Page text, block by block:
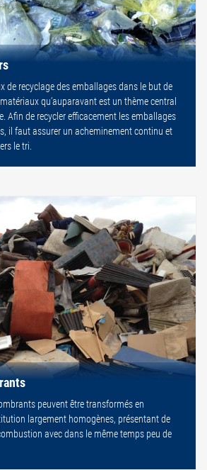
de recyclage des emballages dans le but de
qu’auparavant est un thème central
Afin de recycler efficacement les emballages
il faut assurer un acheminement continu et
le tri.
peuvent être transformés en
largement homogènes, présentant de
avec dans le même temps peu de